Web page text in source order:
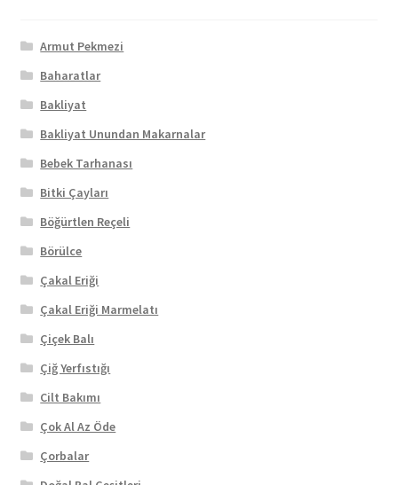
Armut Pekmezi
Baharatlar
Bakliyat
Bakliyat Unundan Makarnalar
Bebek Tarhanası
Bitki Çayları
Böğürtlen Reçeli
Börülce
Çakal Eriği
Çakal Eriği Marmelatı
Çiçek Balı
Çiğ Yerfıstığı
Cilt Bakımı
Çok Al Az Öde
Çorbalar